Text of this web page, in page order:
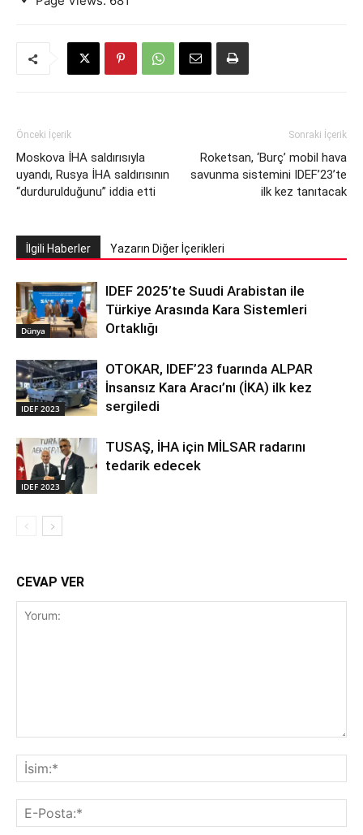
Önceki İçerik
Moskova İHA saldırısıyla
uyandı, Rusya İHA saldırısının
“durdurulduğunu” iddia etti
Sonraki İçerik
Roketsan, ‘Burç’ mobil hava
savunma sistemini IDEF’23’te
ilk kez tanıtacak
İlgili Haberler Yazarın Diğer İçerikleri
Dünya
IDEF 2025’te Suudi Arabistan ile
Türkiye Arasında Kara Sistemleri
Ortaklığı
IDEF 2023
OTOKAR, IDEF’23 fuarında ALPAR
İnsansız Kara Aracı’nı (İKA) ilk kez
sergiledi
IDEF 2023
TUSAŞ, İHA için MİLSAR radarını
tedarik edecek
CEVAP VER